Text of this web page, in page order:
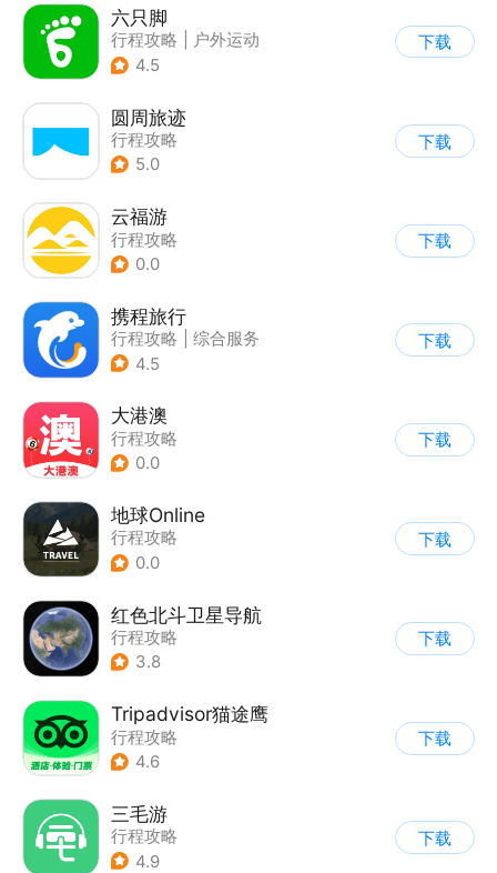
六只脚
行程攻略
户外运动
4.5
下载
圆周旅迹
行程攻略
5.0
下载
云福游
行程攻略
0.0
下载
携程旅行
行程攻略
综合服务
4.5
下载
大港澳
行程攻略
0.0
下载
地球Online
行程攻略
0.0
下载
红色北斗卫星导航
行程攻略
3.8
下载
Tripadvisor猫途鹰
行程攻略
4.6
下载
三毛游
行程攻略
4.9
下载